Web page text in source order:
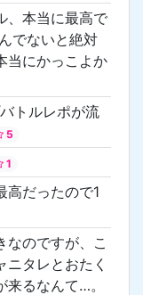
、本当に最高で
でないと絶対
当にかっこよか
トルレポが流
5
1
高だったので1
なのですが、こ
タレとおたく
るなんて…。